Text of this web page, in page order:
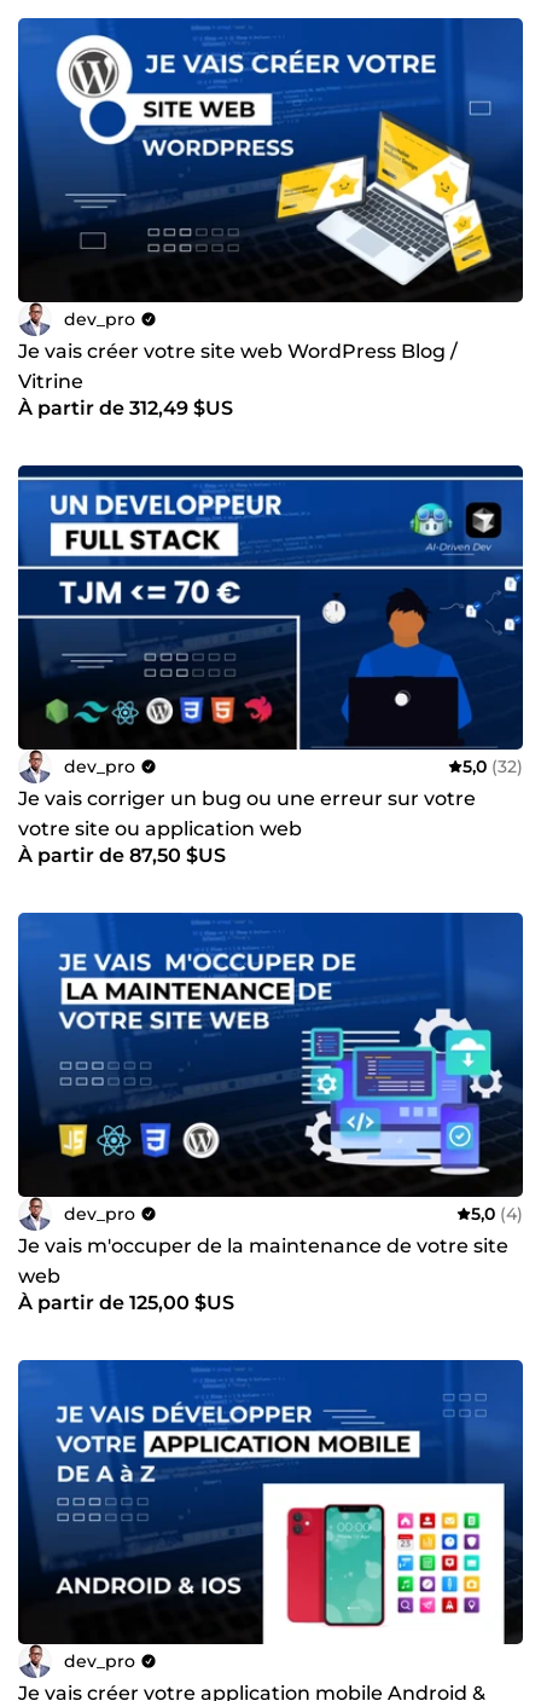
mesure, de la maintenance ou de la création d'application
web ou mobile, je suis prêt à vous fournir des solutions
innovantes qui font la différence. N'hésitez pas à me
contacter pour discuter de votre projet. Ensemble, nous
pouvons donner vie à vos idées ! 🚀⚡
dev_pro
Je vais créer votre site web WordPress Blog /
Vitrine
À partir de 312,49 $US
dev_pro 5,0 (32)
Je vais corriger un bug ou une erreur sur votre
votre site ou application web
À partir de 87,50 $US
dev_pro 5,0 (4)
Je vais m'occuper de la maintenance de votre site
web
À partir de 125,00 $US
dev_pro
Je vais créer votre application mobile Android &